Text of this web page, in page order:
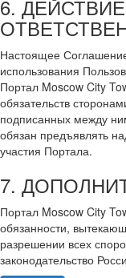
6.
Настоящее
использования
Портал Moscow City
обязательств
подписанных между
обязан предъявлять
участия Портала.
7.
Портал Moscow City
обязанности,
разрешении всех
законодательство